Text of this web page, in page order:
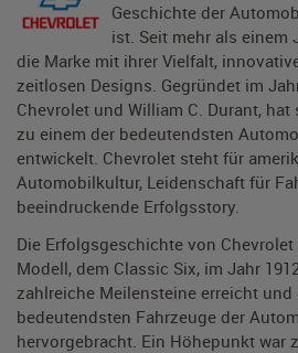
Geschichte der
ist. Seit mehr als einem
die Marke mit ihrer Vielfalt,
zeitlosen Designs. Gegründet im
Chevrolet und William C. Durant,
zu einem der bedeutendsten
entwickelt. Chevrolet steht für
Automobilkultur, Leidenschaft für
beeindruckende Erfolgsstory.
Die Erfolgsgeschichte von
Modell, dem Classic Six, im Jahr
zahlreiche Meilensteine erreicht und
bedeutendsten Fahrzeuge der
hervorgebracht. Ein Höhepunkt war